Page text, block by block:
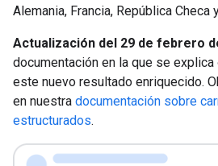
Alemania, Francia, República Checa
Actualización del 29 de febrero
documentación en la que se
este nuevo resultado enriquecido.
en nuestra documentación sobre
estructurados.